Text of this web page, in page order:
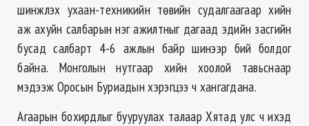
шинжлэх ухаан-техникийн төвийн судалгаагаар хийн
аж ахуйн салбарын нэг ажилтныг дагаад эдийн засгийн
бусад салбарт 4-6 ажлын байр шинээр бий болдог
байна. Монголын нутгаар хийн хоолой тавьснаар
мэдээж Оросын Буриадын хэрэгцээ ч хангагдана.
Агаарын бохирдлыг бууруулах талаар Хятад улс ч ихэд